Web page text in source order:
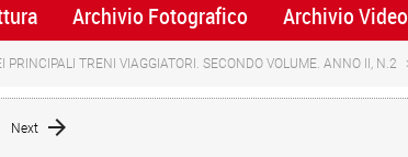
Archivio Fotografico Archivio Video
PRINCIPALI TRENI VIAGGIATORI. SECONDO VOLUME. ANNO II, N.2
Next